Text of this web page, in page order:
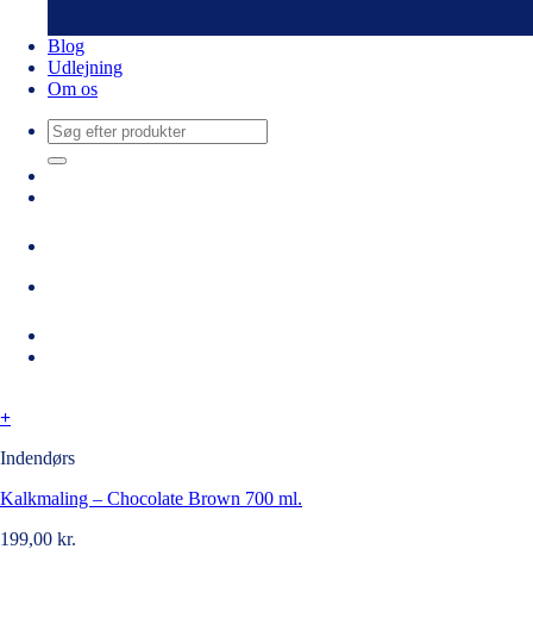
Blog
Udlejning
Om os
Søg
efter:
+
Indendørs
Kalkmaling – Chocolate Brown 700 ml.
199,00 kr.